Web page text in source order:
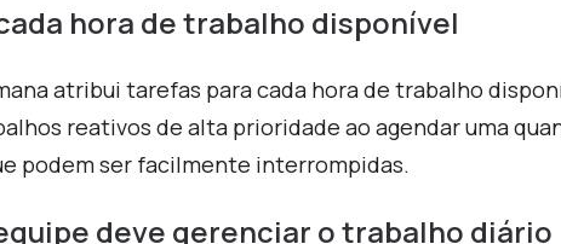
hora de trabalho disponível
atribui tarefas para cada hora de trabalho
reativos de alta prioridade ao agendar uma
podem ser facilmente interrompidas.
deve gerenciar o trabalho diário